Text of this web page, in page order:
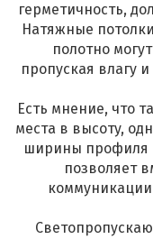
герметичность,
Натяжные
полотно
пропуская влагу
Есть мнение, что
места в высоту,
ширины профиля
позволяет
коммуникации